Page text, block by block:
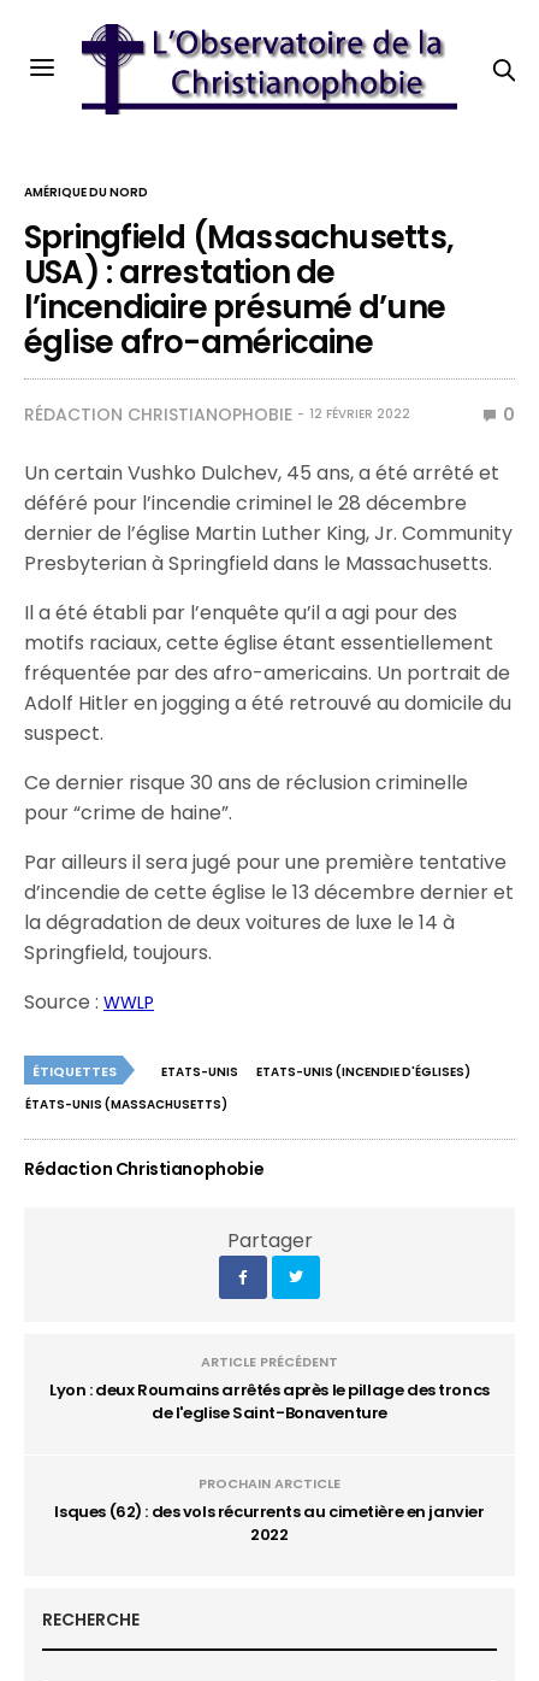
AMÉRIQUE DU NORD
Springfield (Massachusetts,
USA) : arrestation de
l’incendiaire présumé d’une
église afro-américaine
RÉDACTION CHRISTIANOPHOBIE 12 FÉVRIER 2022 0
Un certain Vushko Dulchev, 45 ans, a été arrêté et
déféré pour l’incendie criminel le 28 décembre
dernier de l’église Martin Luther King, Jr. Community
Presbyterian à Springfield dans le Massachusetts.
Il a été établi par l’enquête qu’il a agi pour des
motifs raciaux, cette église étant essentiellement
fréquentée par des afro-americains. Un portrait de
Adolf Hitler en jogging a été retrouvé au domicile du
suspect.
Ce dernier risque 30 ans de réclusion criminelle
pour “crime de haine”.
Par ailleurs il sera jugé pour une première tentative
d’incendie de cette église le 13 décembre dernier et
la dégradation de deux voitures de luxe le 14 à
Springfield, toujours.
Source :WWLP
ÉTIQUETTES ETATS-UNIS
ETATS-UNIS (INCENDIE D'ÉGLISES)
ÉTATS-UNIS (MASSACHUSETTS)
Rédaction Christianophobie
Partager
ARTICLE PRÉCÉDENT
Lyon : deux Roumains arrêtés après le pillage des troncs
de l'eglise Saint-Bonaventure
PROCHAIN ARCTICLE
Isques (62) : des vols récurrents au cimetière en janvier
2022
RECHERCHE